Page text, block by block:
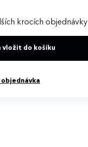
krocích objednávky
vložit do košíku
objednávka